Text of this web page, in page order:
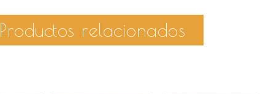
Productos relacionados